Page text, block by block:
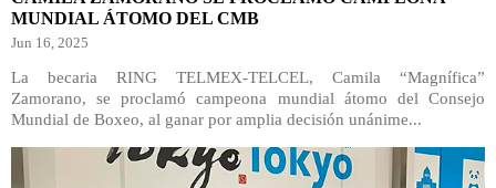
MUNDIAL ÁTOMO DEL CMB
Jun 16, 2025
La becaria RING TELMEX-TELCEL, Camila “Magnífica”
Zamorano, se proclamó campeona mundial átomo del Consejo
Mundial de Boxeo, al ganar por amplia decisión unánime...